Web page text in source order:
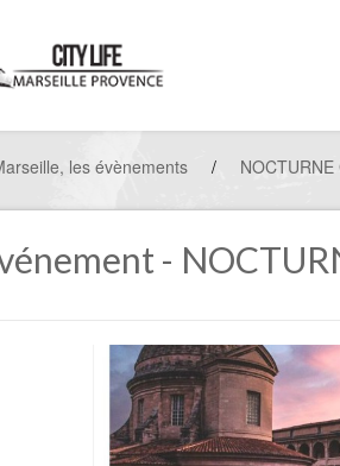
les évènements /
-